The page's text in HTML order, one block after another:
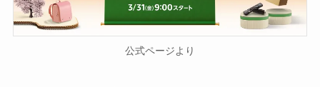
公式ページより